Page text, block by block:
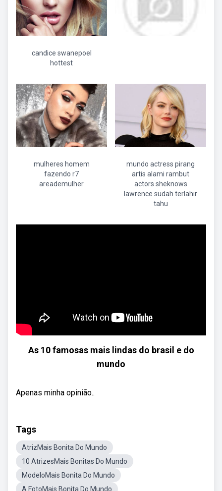
candice swanepoel
hottest
mulheres homem
fazendo r7
areademulher
mundo actress pirang
artis alami rambut
actors sheknows
lawrence sudah terlahir
tahu
As 10 famosas mais lindas do brasil e do
mundo
Apenas minha opinião..
Tags
AtrizMais Bonita Do Mundo
10 AtrizesMais Bonitas Do Mundo
ModeloMais Bonita Do Mundo
A FotoMais Bonita Do Mundo